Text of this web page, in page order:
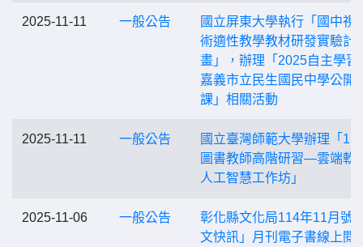
2025-11-11 一般公告
國立屏東大學執行「國中視
術適性教學教材研發實驗計
畫」，辦理「2025自主學習
嘉義市立民生國民中學公開
課」相關活動
2025-11-11 一般公告
國立臺灣師範大學辦理「
圖書教師高階研習—雲端軟
人工智慧工作坊」
2025-11-06 一般公告
彰化縣文化局114年11月號
文快訊」月刊電子書線上閱